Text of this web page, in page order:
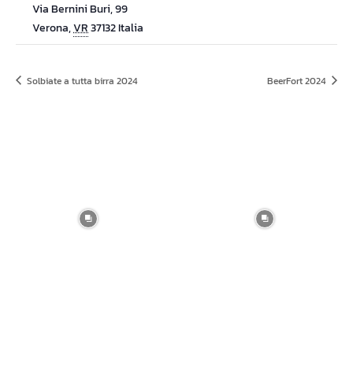
Via Bernini Buri, 99
Verona,VR37132Italia
Solbiate a tutta birra 2024 BeerFort 2024